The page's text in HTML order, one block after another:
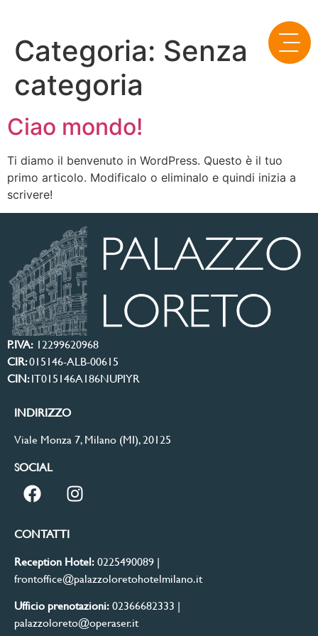
Categoria: Senza
categoria
Ciao mondo!
Ti diamo il benvenuto in WordPress. Questo è il tuo
primo articolo. Modificalo o eliminalo e quindi inizia a
scrivere!
P.IVA: 12299620968
CIR:015146-ALB-00615
CIN:IT015146A186NUPIYR
INDIRIZZO
Viale Monza 7, Milano (MI), 20125
SOCIAL
CONTATTI
Reception Hotel:0225490089 |
frontoffice@palazzoloretohotelmilano.it
Ufficio prenotazioni:02366682333 |
palazzoloreto@operaser.it